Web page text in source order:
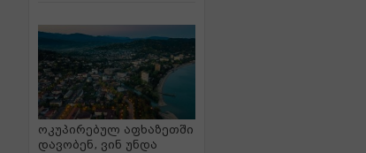
ოკუპირებულ აფხაზეთში
დავობენ, ვინ უნდა